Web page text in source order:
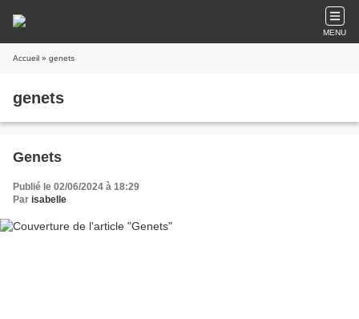
MENU
Accueil » genets
genets
Genets
Publié le 02/06/2024 à 18:29
Par isabelle